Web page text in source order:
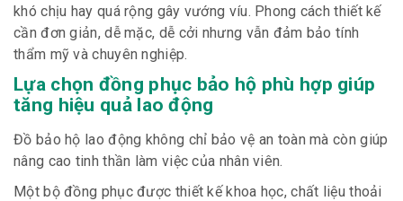
khó chịu hay quá rộng gây vướng víu. Phong cách thiết kế
cần đơn giản, dễ mặc, dễ cởi nhưng vẫn đảm bảo tính
thẩm mỹ và chuyên nghiệp.
Lựa chọn đồng phục bảo hộ phù hợp giúp
tăng hiệu quả lao động
Đồ bảo hộ lao động không chỉ bảo vệ an toàn mà còn giúp
nâng cao tinh thần làm việc của nhân viên.
Một bộ đồng phục được thiết kế khoa học, chất liệu thoải